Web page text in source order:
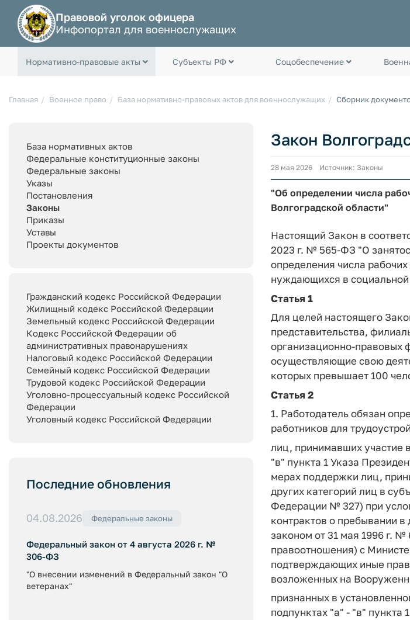
Правовой уголок офицера
Инфопортал для военнослужащих
Нормативно-правовые акты Субъекты РФ Соцобеспечение
Главная Военное право База нормативно-правовых актов для военнослужащих Сборник
База нормативных актов
Федеральные конституционные законы
Федеральные законы
Указы
Постановления
Законы
Приказы
Уставы
Проекты документов
Гражданский кодекс Российской Федерации
Жилищный кодекс Российской Федерации
Земельный кодекс Российской Федерации
Кодекс Российской Федерации об
административных правонарушениях
Налоговый кодекс Российской Федерации
Семейный кодекс Российской Федерации
Трудовой кодекс Российской Федерации
Уголовно-процессуальный кодекс Российской
Федерации
Уголовный кодекс Российской Федерации
Последние обновления
04.08.2026 Федеральные законы
Федеральный закон от 4 августа 2026 г. №
306-ФЗ
"О внесении изменений в Федеральный закон "О
ветеранах"
Закон
28 мая 2026 Источник: Законы
"Об определении числа
Волгоградской области"
Настоящий Закон в
2023 г. № 565-ФЗ "О
определения числа
нуждающихся в социальной
Статья 1
Для целей настоящего
представительства,
организационно-правовых
осуществляющие свою
которых превышает 100
Статья 2
1. Работодатель обязан
работников для
лиц, принимавших участие
"в" пункта 1 Указа
мерах поддержки лиц,
других категорий лиц в
Федерации № 327) при
контрактов о пребывании
законом от 31 мая 1996 г.
правоотношения) с
подтверждающих иные
возложенных на
признанных в
подпунктах "а" - "в"